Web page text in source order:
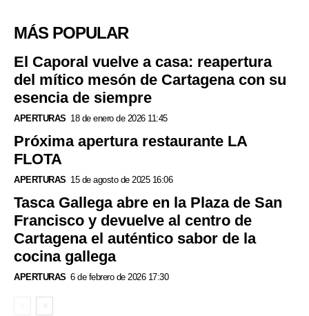
MÁS POPULAR
El Caporal vuelve a casa: reapertura
del mítico mesón de Cartagena con su
esencia de siempre
APERTURAS 18 de enero de 2026 11:45
Próxima apertura restaurante LA
FLOTA
APERTURAS 15 de agosto de 2025 16:06
Tasca Gallega abre en la Plaza de San
Francisco y devuelve al centro de
Cartagena el auténtico sabor de la
cocina gallega
APERTURAS 6 de febrero de 2026 17:30